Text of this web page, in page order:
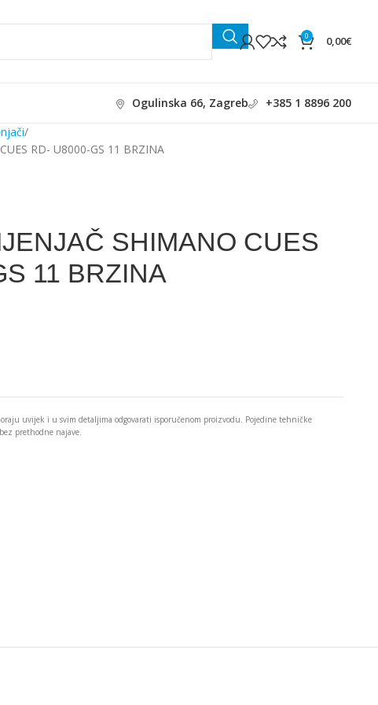
0 0,00€
Ogulinska 66, Zagreb +385 1 8896 200
RD- U8000-GS 11 BRZINA
SHIMANO CUES
11 BRZINA
uvijek i u svim detaljima odgovarati isporučenom proizvodu. Pojedine tehničke
prethodne najave.